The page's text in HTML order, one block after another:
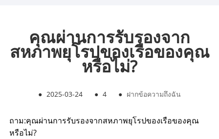
คุณผ่านการรับรองจาก
สหภาพยุโรปของเรือของคุณ
หรือไม่?
● 2025-03-24 ● 4 ● ฝากข้อความถึงฉัน
ถาม:คุณผ่านการรับรองจากสหภาพยุโรปของเรือของคุณ
หรือไม่?